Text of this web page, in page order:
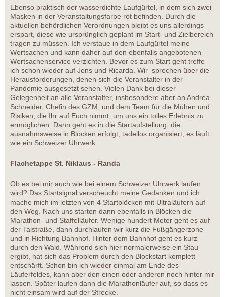
Ebenso praktisch der wasserdichte Laufgürtel, in dem sich zwei
Masken in der Veranstaltungsfarbe rot befinden. Durch die
aktuellen behördlichen Verordnungen bleibt es uns allerdings
erspart, diese wie ursprünglich geplant im Start- und Zielbereich
tragen zu müssen. Ich verstaue in dem Laufgürtel meine
Wertsachen und kann daher auf den ebenfalls angebotenen
Wertsachenservice verzichten. Bevor es zum Start geht treffe
ich schon wieder auf Jens und Ricarda. Wir sprechen über die
Herausforderungen, denen sich die Veranstalter in der
Pandemie ausgesetzt sehen. Vielen Dank bei dieser
Gelegenheit an alle Veranstalter, insbesondere aber an Andrea
Schneider, Chefin des GZM, und dem Team für die Mühen und
Risiken, die Ihr auf Euch nimmt, um uns ein tolles Erlebnis zu
ermöglichen. Dann geht es in die Startaufstellung, die
ausnahmsweise in Blöcken erfolgt, tadellos organisiert, es läuft
wie ein Schweizer Uhrwerk.
Flachetappe St. Niklaus - Randa
Ob es bei mir auch wie bei einem Schweizer Uhrwerk laufen
wird? Das Startsignal verscheucht meine Gedanken und ich
mache mich im letzten von 4 Startblöcken mit Ultraläufern auf
den Weg. Nach uns starten dann ebenfalls in Blöcken die
Marathon- und Staffelläufer. Wenige hundert Meter geht es auf
der Talstraße, dann durchlaufen wir kurz die Fußgängerzone
und in Richtung Bahnhof. Hinter dem Bahnhof geht es kurz
durch den Wald. Während sich hier normalerweise ein Stau
ergibt, hat sich das Problem durch den Blockstart komplett
entschärft. Schon bin ich wieder einmal am Ende des
Läuferfeldes, kann aber den einen oder anderen noch hinter mir
lassen. Später laufen dann die Marathonläufer auf, so dass es
nicht einsam wird auf der Strecke.